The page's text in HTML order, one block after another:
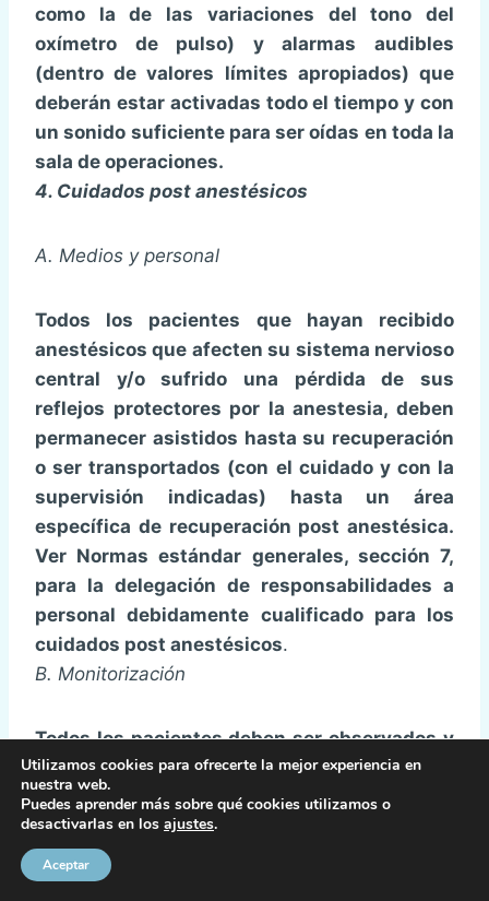
como la de las variaciones del tono del
oxímetro de pulso) y alarmas audibles
(dentro de valores límites apropiados) que
deberán estar activadas todo el tiempo y con
un sonido suficiente para ser oídas en toda la
sala de operaciones.
4. Cuidados post anestésicos
A. Medios y personal
Todos los pacientes que hayan recibido
anestésicos que afecten su sistema nervioso
central y/o sufrido una pérdida de sus
reflejos protectores por la anestesia, deben
permanecer asistidos hasta su recuperación
o ser transportados (con el cuidado y con la
supervisión indicadas) hasta un área
específica de recuperación post anestésica.
Ver Normas estándar generales, sección 7,
para la delegación de responsabilidades a
personal debidamente cualificado para los
cuidados post anestésicos.
B. Monitorización
Todos los pacientes deben ser observados y
monitorizados de manera apropiada con
respecto al estado de la función de su
sistema nervioso, signos vitales y condición
médica, con énfasis en una adecuada
oxigenación, ventilación, circulación y
Utilizamos cookies para ofrecerte la mejor experiencia en
nuestra web.
Puedes aprender más sobre qué cookies utilizamos o
desactivarlas en los ajustes.
Aceptar